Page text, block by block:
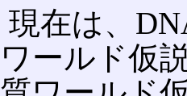
現在は、
ワールド仮